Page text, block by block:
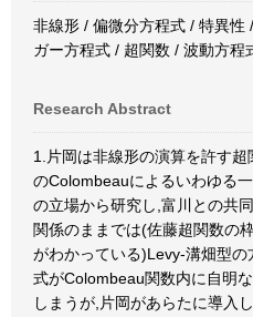
非線形 / 偏微分方程式 / 特異性
ガー方程式 / 超関数 / 波動方程
Research Abstract
1.片岡は非線形の演算を許す
のColombeauによるいわゆる
の立場から研究し,富川との共
関係のままでは(佐藤超関数の
がわかっている)Levy-溝畑型
式がColombeau関数内に自明
しまうが,片岡があらたに導入